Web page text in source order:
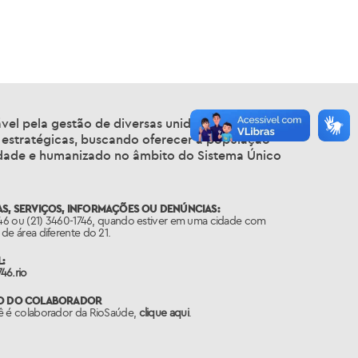
pela gestão de diversas unidades de saúde
buscando oferecer à população
e humanizado no âmbito do Sistema Único
SERVIÇOS, INFORMAÇÕES OU DENÚNCIAS:
ou (21) 3460-1746, quando estiver em uma cidade com
área diferente do 21.
DO COLABORADOR
é colaborador da RioSaúde, clique aqui.